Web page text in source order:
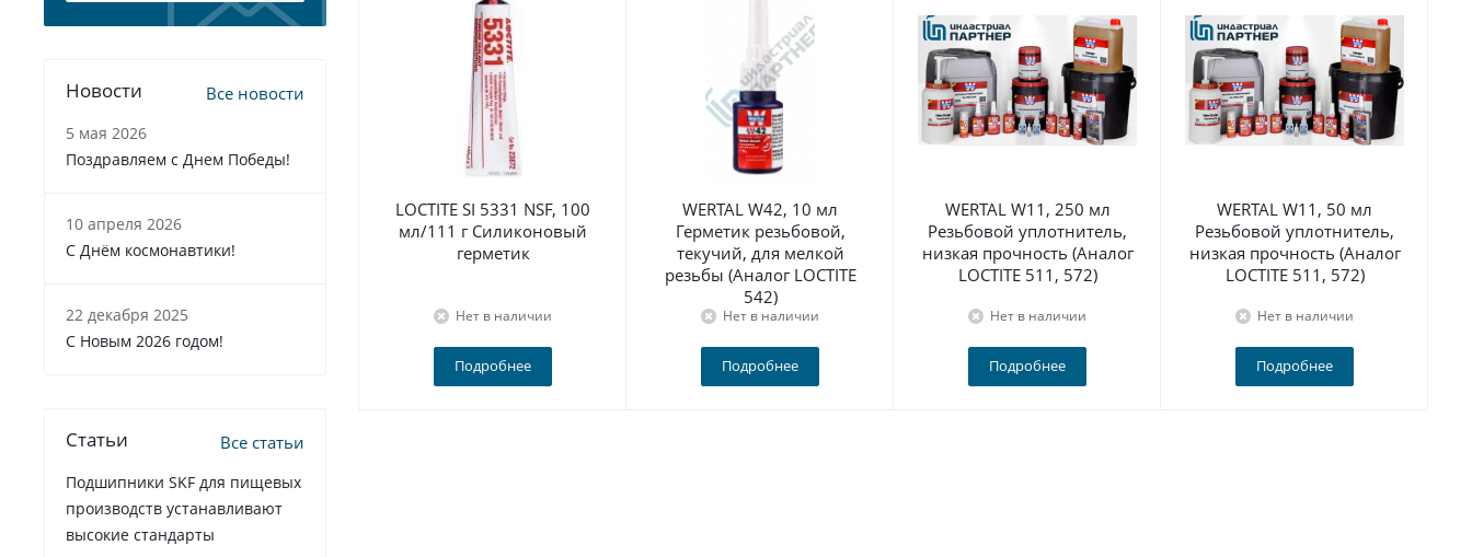
LOCTITE SI 5331 NSF, 100
мл/111 г Силиконовый
герметик
Нет в наличии
Подробнее
WERTAL W42, 10 мл
Герметик резьбовой,
текучий, для мелкой
резьбы (Аналог LOCTITE
542)
Нет в наличии
Подробнее
WERTAL W11, 250 мл
Резьбовой уплотнитель,
низкая прочность (Аналог
LOCTITE 511, 572)
Нет в наличии
Подробнее
WERTAL W11, 50 мл
Резьбовой уплотнитель,
низкая прочность (Аналог
LOCTITE 511, 572)
Нет в наличии
Подробнее
Новости Все новости
5 мая 2026
Поздравляем с Днем Победы!
10 апреля 2026
С Днём космонавтики!
22 декабря 2025
C Новым 2026 годом!
Статьи Все статьи
Подшипники SKF для пищевых
производств устанавливают
высокие стандарты